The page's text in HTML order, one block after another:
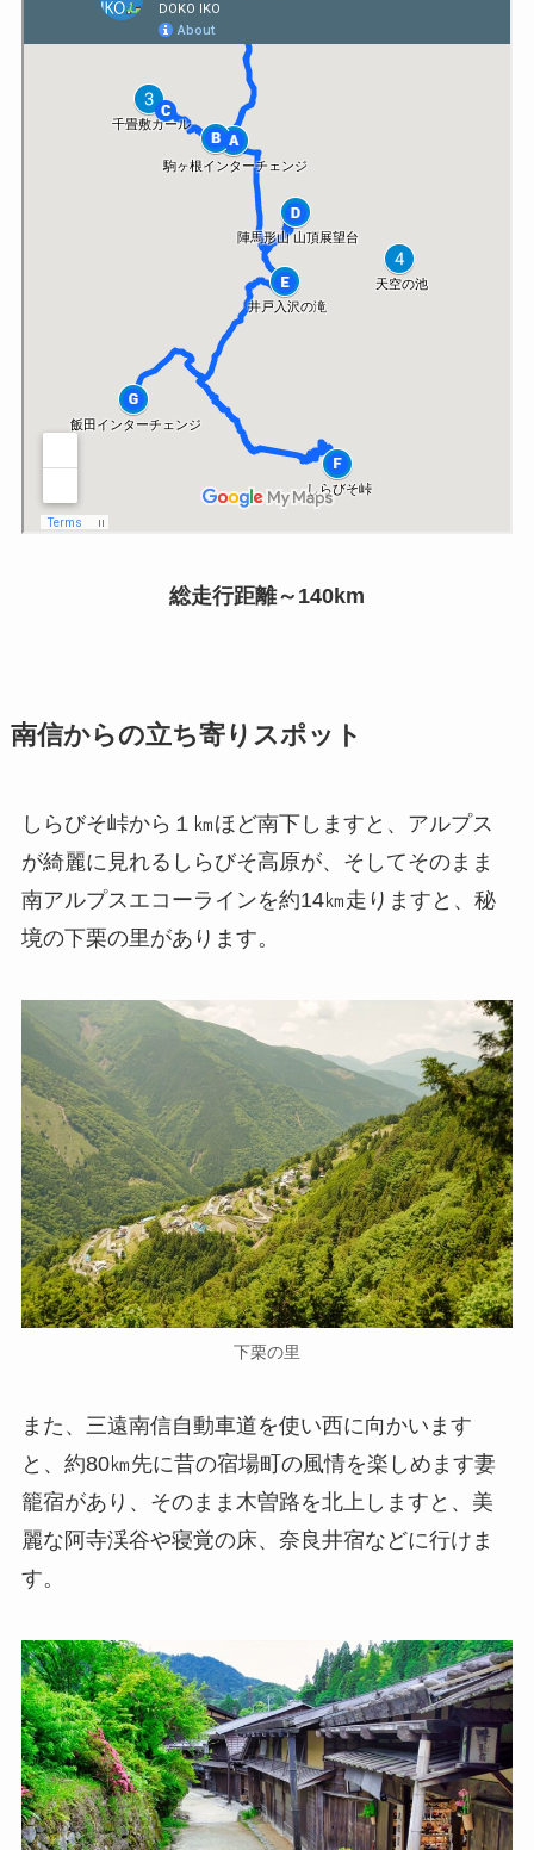
総走行距離～140km
南信からの立ち寄りスポット
しらびそ峠から１㎞ほど南下しますと、アルプス
が綺麗に見れるしらびそ高原が、そしてそのまま
南アルプスエコーラインを約14㎞走りますと、秘
境の下栗の里があります。
下栗の里
また、三遠南信自動車道を使い西に向かいます
と、約80㎞先に昔の宿場町の風情を楽しめます妻
籠宿があり、そのまま木曽路を北上しますと、美
麗な阿寺渓谷や寝覚の床、奈良井宿などに行けま
す。